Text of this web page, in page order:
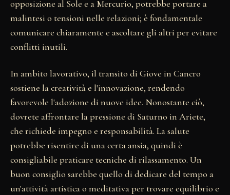
opposizione al Sole e a Mercurio, potrebbe portare a
malintesi o tensioni nelle relazioni; è fondamentale
comunicare chiaramente e ascoltare gli altri per evitare
conflitti inutili.
In ambito lavorativo, il transito di Giove in Cancro
sostiene la creatività e l'innovazione, rendendo
favorevole l'adozione di nuove idee. Nonostante ciò,
dovrete affrontare la pressione di Saturno in Ariete,
che richiede impegno e responsabilità. La salute
potrebbe risentire di una certa ansia, quindi è
consigliabile praticare tecniche di rilassamento. Un
buon consiglio sarebbe quello di dedicare del tempo a
un'attività artistica o meditativa per trovare equilibrio e